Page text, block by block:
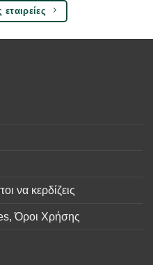
να κερδίζεις
Όροι Χρήσης